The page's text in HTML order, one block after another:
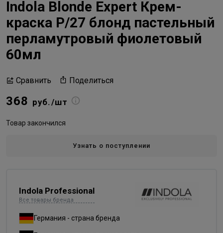
Indola Blonde Expert Крем-
краска P/27 блонд пастельный
перламутровый фиолетовый
60мл
Сравнить Поделиться
368 руб./шт
Товар закончился
Узнать о поступлении
Indola Professional
Все товары бренда
Германия - страна бренда